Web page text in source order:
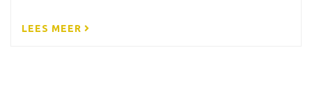
LEES MEER